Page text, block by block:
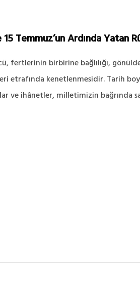
Temmuz’un Ardında Yatan
fertlerinin birbirine bağlılığı,
etrafında kenetlenmesidir. Tarih
ve ihânetler, milletimizin bağrında